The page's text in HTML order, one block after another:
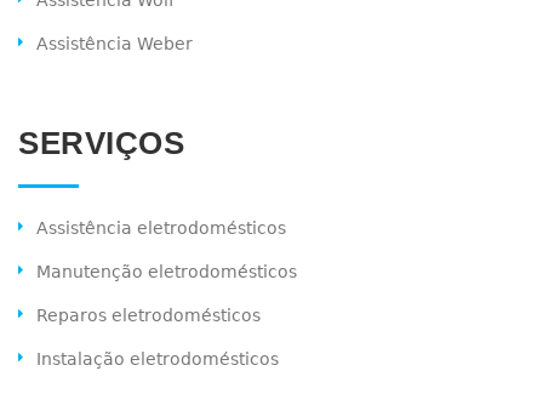
Assistência Weber
SERVIÇOS
Assistência eletrodomésticos
Manutenção eletrodomésticos
Reparos eletrodomésticos
Instalação eletrodomésticos